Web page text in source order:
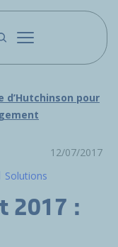
d’Hutchinson pour
12/07/2017
Solutions
2017 :